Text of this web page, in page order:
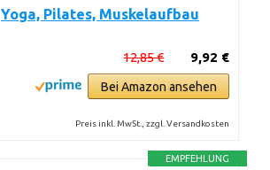
Yoga, Pilates, Muskelaufbau
9,92 €
12,85 €
Bei Amazon ansehen
Preis inkl. MwSt., zzgl. Versandkosten
EMPFEHLUNG